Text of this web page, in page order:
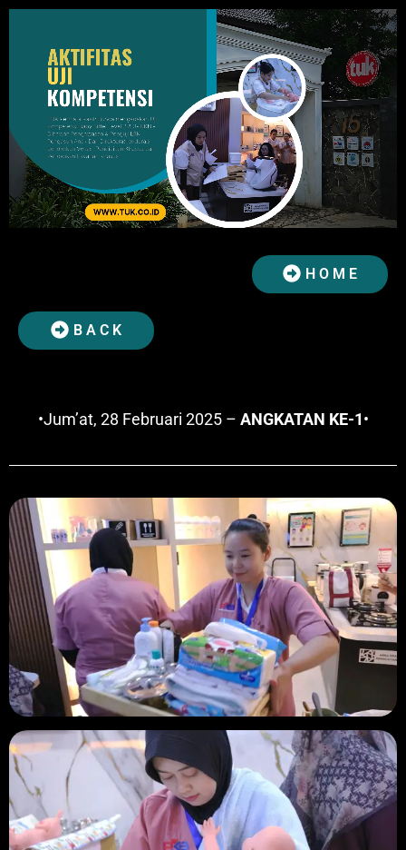
H O M E
B A C K
•Jum’at, 28 Februari 2025 – ANGKATAN KE-1•